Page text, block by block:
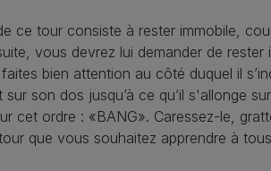
ce tour consiste à rester immobile,
vous devrez lui demander de
bien attention au côté duquel il
son dos jusqu’à ce qu’il s'allonge
cet ordre : «BANG». Caressez-le,
que vous souhaitez apprendre à